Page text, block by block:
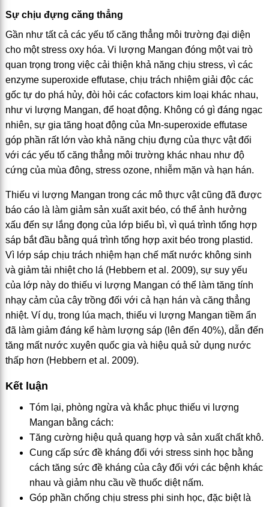
Sự chịu đựng căng thẳng
Gần như tất cả các yếu tố căng thẳng môi trường đại diện
cho một stress oxy hóa. Vi lượng Mangan đóng một vai trò
quan trọng trong việc cải thiện khả năng chịu stress, vì các
enzyme superoxide effutase, chịu trách nhiệm giải độc các
gốc tự do phá hủy, đòi hỏi các cofactors kim loại khác nhau,
như vi lượng Mangan, để hoạt động. Không có gì đáng ngạc
nhiên, sự gia tăng hoạt động của Mn-superoxide effutase
góp phần rất lớn vào khả năng chịu đựng của thực vật đối
với các yếu tố căng thẳng môi trường khác nhau như độ
cứng của mùa đông, stress ozone, nhiễm mặn và hạn hán.
Thiếu vi lượng Mangan trong các mô thực vật cũng đã được
báo cáo là làm giảm sản xuất axit béo, có thể ảnh hưởng
xấu đến sự lắng đọng của lớp biểu bì, vì quá trình tổng hợp
sáp bắt đầu bằng quá trình tổng hợp axit béo trong plastid.
Vì lớp sáp chịu trách nhiệm hạn chế mất nước không sinh
và giảm tải nhiệt cho lá (Hebbern et al. 2009), sự suy yếu
của lớp này do thiếu vi lượng Mangan có thể làm tăng tính
nhạy cảm của cây trồng đối với cả hạn hán và căng thẳng
nhiệt. Ví dụ, trong lúa mạch, thiếu vi lượng Mangan tiềm ẩn
đã làm giảm đáng kể hàm lượng sáp (lên đến 40%), dẫn đến
tăng mất nước xuyên quốc gia và hiệu quả sử dụng nước
thấp hơn (Hebbern et al. 2009).
Kết luận
Tóm lại, phòng ngừa và khắc phục thiếu vi lượng
Mangan bằng cách:
Tăng cường hiệu quả quang hợp và sản xuất chất khô.
Cung cấp sức đề kháng đối với stress sinh học bằng
cách tăng sức đề kháng của cây đối với các bệnh khác
nhau và giảm nhu cầu về thuốc diệt nấm.
Góp phần chống chịu stress phi sinh học, đặc biệt là